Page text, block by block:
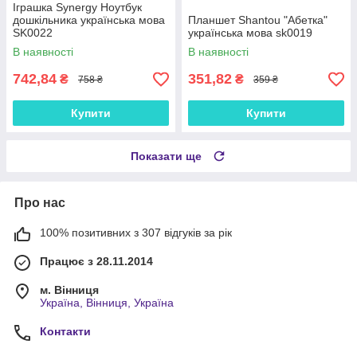
Іграшка Synergy Ноутбук
дошкільника українська мова
SK0022
В наявності
742,84 ₴ 758 ₴
Купити
Планшет Shantou "Абетка"
українська мова sk0019
В наявності
351,82 ₴ 359 ₴
Купити
Показати ще
Про нас
100% позитивних з 307 відгуків за рік
Працює з 28.11.2014
м. Вінниця
Україна, Вінниця, Україна
Контакти